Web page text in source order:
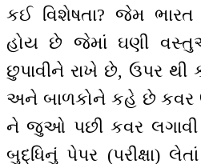
કઈ વિશેષતા? જેમ
હોય છે જેમાં ઘણી
છુપાવીને રાખે છે, ઉપર થી
અને બાળકોને કહે છે કવર
ને જુઓ પછી કવર લગાવી
બુદ્ધિનું પેપર (પરીક્ષા)